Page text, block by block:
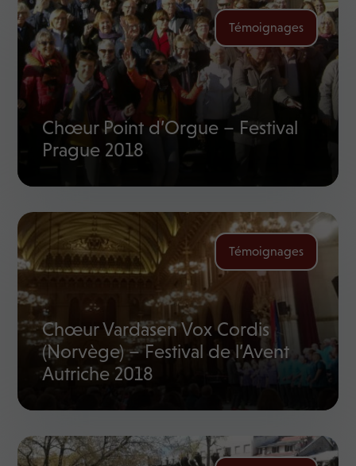
Témoignages
Chœur Point d’Orgue – Festival
Prague 2018
Témoignages
Chœur Vardasen Vox Cordis
(Norvège) – Festival de l’Avent
Autriche 2018